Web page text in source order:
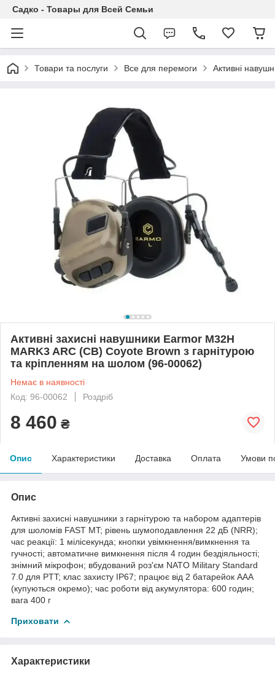
Садко - Товары для Всей Семьи
Товари та послуги Все для перемоги Активні
Активні захисні навушники Earmor M32H
MARK3 ARC (CB) Coyote Brown з гарнітурою
та кріпленням на шолом (96-00062)
Немає в наявності
Код: 96-00062
Роздріб
8 460 ₴
Опис Характеристики Доставка Оплата Умови
Опис
Активні захисні навушники з гарнітурою та набором адаптерів
для шоломів FAST MT; рівень шумоподавлення 22 дБ (NRR);
час реакції: 1 мілісекунда; кнопки увімкнення/вимкнення та
гучності; автоматичне вимкнення після 4 годин бездіяльності;
знімний мікрофон; вбудований роз'єм NATO Military Standard
7.0 для PTT; клас захисту IP67; працює від 2 батарейок AAA
(купуються окремо); час роботи від акумулятора: 600 годин;
вага 400 г
Приховати
Характеристики